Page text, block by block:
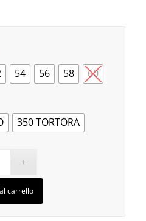
54 56 58 60
350 TORTORA
carrello